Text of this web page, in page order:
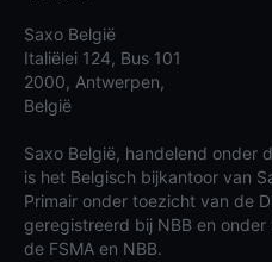
Saxo België
Italiëlei 124, Bus 101
2000, Antwerpen,
België
Saxo België, handelend onder
is het Belgisch bijkantoor van
Primair onder toezicht van de
geregistreerd bij NBB en
de FSMA en NBB.